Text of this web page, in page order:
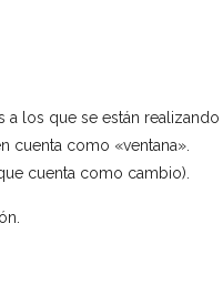
los que se están
cuenta como «ventana».
cuenta como cambio).